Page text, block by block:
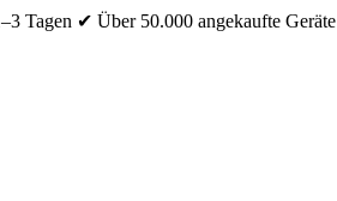
Tagen ✔ Über 50.000 angekaufte Geräte